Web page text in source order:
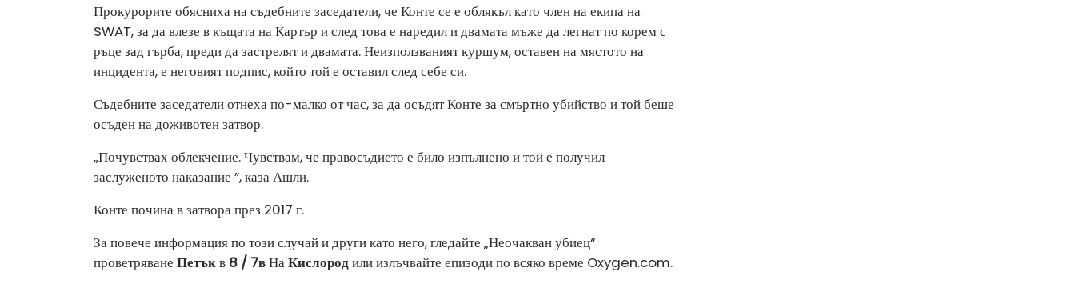
Прокурорите обясниха на съдебните заседатели, че Конте се е облякъл като член на екипа на
SWAT, за да влезе в къщата на Картър и след това е наредил и двамата мъже да легнат по корем с
ръце зад гърба, преди да застрелят и двамата. Неизползваният куршум, оставен на мястото на
инцидента, е неговият подпис, който той е оставил след себе си.
Съдебните заседатели отнеха по-малко от час, за да осъдят Конте за смъртно убийство и той беше
осъден на доживотен затвор.
„Почувствах облекчение. Чувствам, че правосъдието е било изпълнено и той е получил
заслуженото наказание ”, каза Ашли.
Конте почина в затвора през 2017 г.
За повече информация по този случай и други като него, гледайте „Неочакван убиец“
проветряване Петъкв 8 / 7вНаКислородили излъчвайте епизоди по всяко време Oxygen.com.